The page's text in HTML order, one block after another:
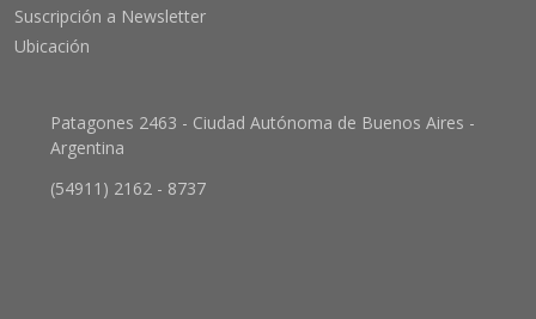
Suscripción a Newsletter
Ubicación
Patagones 2463 - Ciudad Autónoma de Buenos Aires -
Argentina
(54911) 2162 - 8737